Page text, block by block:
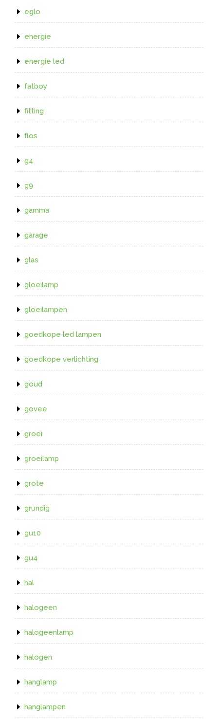
eglo
energie
energie led
fatboy
fitting
flos
g4
g9
gamma
garage
glas
gloeilamp
gloeilampen
goedkope led lampen
goedkope verlichting
goud
govee
groei
groeilamp
grote
grundig
gu10
gu4
hal
halogeen
halogeenlamp
halogen
hanglamp
hanglampen